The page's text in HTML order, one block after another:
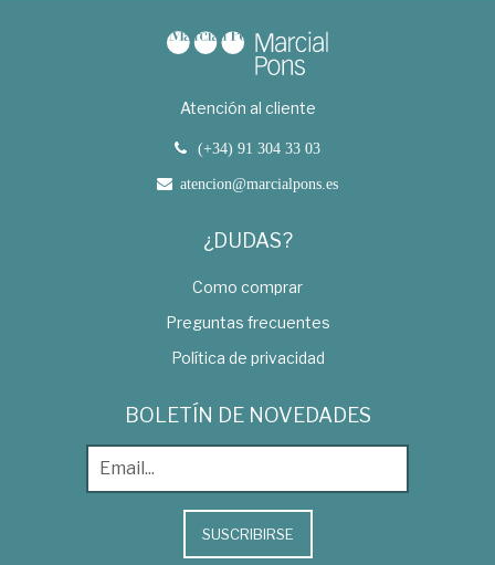
Atención al cliente
(+34) 91 304 33 03
atencion@marcialpons.es
¿DUDAS?
Como comprar
Preguntas frecuentes
Política de privacidad
BOLETÍN DE NOVEDADES
SUSCRIBIRSE